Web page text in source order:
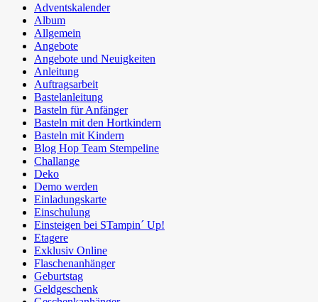
Adventskalender
Album
Allgemein
Angebote
Angebote und Neuigkeiten
Anleitung
Auftragsarbeit
Bastelanleitung
Basteln für Anfänger
Basteln mit den Hortkindern
Basteln mit Kindern
Blog Hop Team Stempeline
Challange
Deko
Demo werden
Einladungskarte
Einschulung
Einsteigen bei STampin´ Up!
Etagere
Exklusiv Online
Flaschenanhänger
Geburtstag
Geldgeschenk